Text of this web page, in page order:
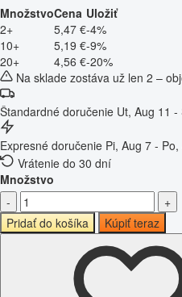
MnožstvoCena Uložiť
2+
5,47 €-4%
10+
5,19 €-9%
20+
4,56 €-20%
Na sklade zostáva už len 2 –
Štandardné doručenie Ut, Aug 11 -
Expresné doručenie Pi, Aug 7 -
Vrátenie do 30 dní
Množstvo
-
+
Pridať do košíka
Kúpiť teraz